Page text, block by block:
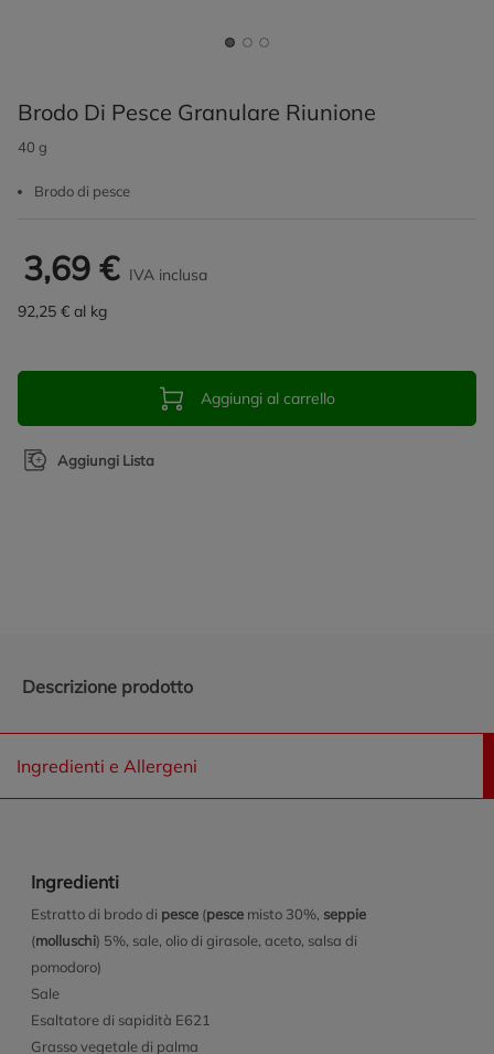
Brodo Di Pesce Granulare Riunione
40 g
Brodo di pesce
3,69 € IVA inclusa
92,25 € al kg
Aggiungi al carrello
Aggiungi Lista
Descrizione prodotto
Ingredienti e Allergeni
Ingredienti
Estratto di brodo di pesce(pescemisto 30%, seppie
(molluschi) 5%, sale, olio di girasole, aceto, salsa di
pomodoro)
Sale
Esaltatore di sapidità E621
Grasso vegetale di palma